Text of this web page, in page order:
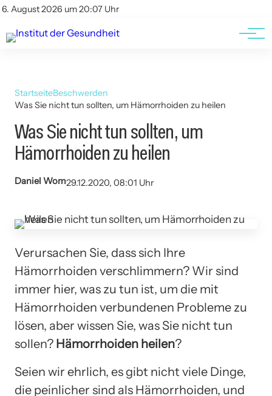
6. August 2026 um 20:07 Uhr
Kontakt
Kontakt
AGBs
StartseiteBeschwerden
Was Sie nicht tun sollten, um Hämorrhoiden zu heilen
Was Sie nicht tun sollten, um
Hämorrhoiden zu heilen
Daniel Wom29.12.2020, 08:01 Uhr
Verursachen Sie, dass sich Ihre
Hämorrhoiden verschlimmern? Wir sind
immer hier, was zu tun ist, um die mit
Hämorrhoiden verbundenen Probleme zu
lösen, aber wissen Sie, was Sie nicht tun
sollen? Hämorrhoiden heilen?
Seien wir ehrlich, es gibt nicht viele Dinge,
die peinlicher sind als Hämorrhoiden, und